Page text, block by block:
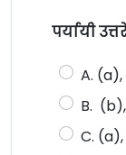
पर्यायी
A.
B.
C.